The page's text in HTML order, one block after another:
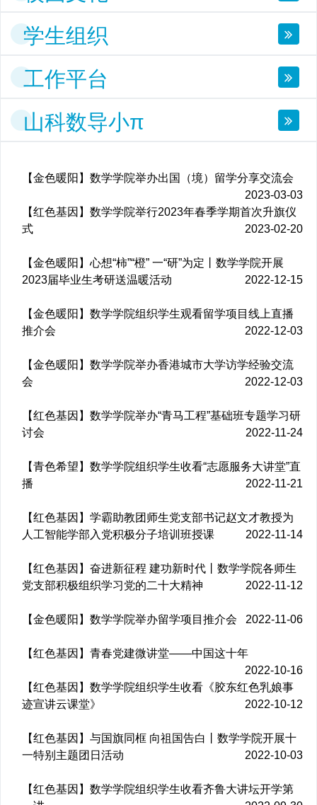
学生组织
工作平台
山科数导小π
【金色暖阳】数学学院举办出国（境）留学分享交流会
2023-03-03
【红色基因】数学学院举行2023年春季学期首次升旗仪
式
2023-02-20
【金色暖阳】心想“柿”“橙” 一“研”为定丨数学学院开展
2023届毕业生考研送温暖活动
2022-12-15
【金色暖阳】数学学院组织学生观看留学项目线上直播
推介会
2022-12-03
【金色暖阳】数学学院举办香港城市大学访学经验交流
会
2022-12-03
【红色基因】数学学院举办“青马工程”基础班专题学习研
讨会
2022-11-24
【青色希望】数学学院组织学生收看“志愿服务大讲堂”直
播
2022-11-21
【红色基因】学霸助教团师生党支部书记赵文才教授为
人工智能学部入党积极分子培训班授课
2022-11-14
【红色基因】奋进新征程 建功新时代丨数学学院各师生
党支部积极组织学习党的二十大精神
2022-11-12
【金色暖阳】数学学院举办留学项目推介会 2022-11-06
【红色基因】青春党建微讲堂——中国这十年
2022-10-16
【红色基因】数学学院组织学生收看《胶东红色乳娘事
迹宣讲云课堂》
2022-10-12
【红色基因】与国旗同框 向祖国告白丨数学学院开展十
一特别主题团日活动
2022-10-03
【红色基因】数学学院组织学生收看齐鲁大讲坛开学第